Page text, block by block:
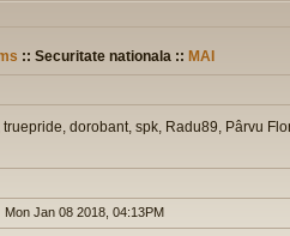
:: Securitate nationala :: MAI
dorobant, spk, Radu89, Pârvu
Mon Jan 08 2018, 04:13PM